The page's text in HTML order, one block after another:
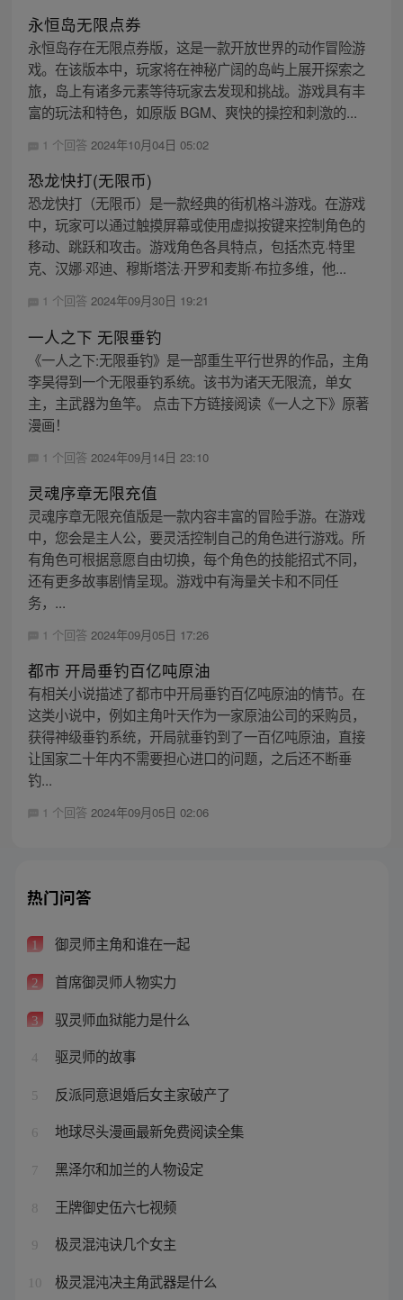
永恒岛无限点券
永恒岛存在无限点券版，这是一款开放世界的动作冒险游
戏。在该版本中，玩家将在神秘广阔的岛屿上展开探索之
旅，岛上有诸多元素等待玩家去发现和挑战。游戏具有丰
富的玩法和特色，如原版 BGM、爽快的操控和刺激的...
1 个回答 2024年10月04日 05:02
恐龙快打(无限币)
恐龙快打（无限币）是一款经典的街机格斗游戏。在游戏
中，玩家可以通过触摸屏幕或使用虚拟按键来控制角色的
移动、跳跃和攻击。游戏角色各具特点，包括杰克·特里
克、汉娜·邓迪、穆斯塔法·开罗和麦斯·布拉多维，他...
1 个回答 2024年09月30日 19:21
一人之下 无限垂钓
《一人之下:无限垂钓》是一部重生平行世界的作品，主角
李昊得到一个无限垂钓系统。该书为诸天无限流，单女
主，主武器为鱼竿。 点击下方链接阅读《一人之下》原著
漫画！
1 个回答 2024年09月14日 23:10
灵魂序章无限充值
灵魂序章无限充值版是一款内容丰富的冒险手游。在游戏
中，您会是主人公，要灵活控制自己的角色进行游戏。所
有角色可根据意愿自由切换，每个角色的技能招式不同，
还有更多故事剧情呈现。游戏中有海量关卡和不同任
务，...
1 个回答 2024年09月05日 17:26
都市 开局垂钓百亿吨原油
有相关小说描述了都市中开局垂钓百亿吨原油的情节。在
这类小说中，例如主角叶天作为一家原油公司的采购员，
获得神级垂钓系统，开局就垂钓到了一百亿吨原油，直接
让国家二十年内不需要担心进口的问题，之后还不断垂
钓...
1 个回答 2024年09月05日 02:06
热门问答
1 御灵师主角和谁在一起
2 首席御灵师人物实力
3 驭灵师血狱能力是什么
4 驱灵师的故事
5 反派同意退婚后女主家破产了
6 地球尽头漫画最新免费阅读全集
7 黑泽尔和加兰的人物设定
8 王牌御史伍六七视频
9 极灵混沌诀几个女主
10 极灵混沌决主角武器是什么